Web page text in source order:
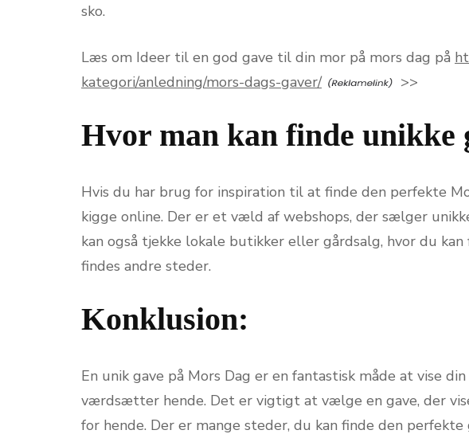
sko.
Læs om Ideer til en god gave til din mor på mors dag på
kategori/anledning/mors-dags-gaver/
>>
Hvor man kan finde unikke
Hvis du har brug for inspiration til at finde den perfekte
kigge online. Der er et væld af webshops, der sælger
kan også tjekke lokale butikker eller gårdsalg, hvor du kan
findes andre steder.
Konklusion:
En unik gave på Mors Dag er en fantastisk måde at vise
værdsætter hende. Det er vigtigt at vælge en gave, der
for hende. Der er mange steder, du kan finde den